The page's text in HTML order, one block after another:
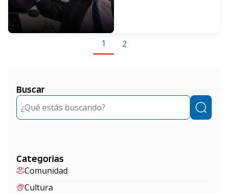
1 2
Buscar
Buscar
Categorias
Comunidad
Cultura